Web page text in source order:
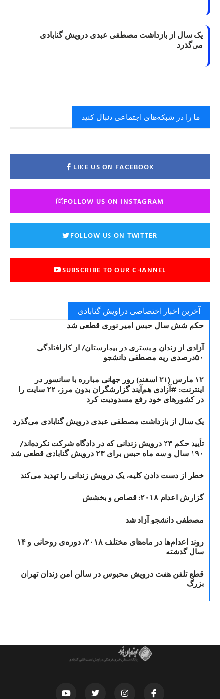
یک سال از بازداشت مصطفی عبدی درویش گنابادی
می‌گذرد
ما را در شبکه‌های اجتماعی دنبال کنید
LIKE US ON FACEBOOK
FOLLOW US ON INSTAGRAM
FOLLOW US ON TWITTER
SUBSCRIBE TO OUR CHANNEL
آخرین اخبار اختصاصی دراویش گنابادی
حکم شش سال حبس امیر نوری قطعی شد
آزادی از زندان و بستری در بیمارستان/ از کارافتادگی
۵۰درصدی ریه مصطفی دانشجو
۱۲ مارس (۲۱ اسفند) روز جهانی مبارزه با سانسور در
اینترنت: #آزادی هم‌آیند گزارشگران‌ بدون مرز، ۲۲ سایت را
در کشورهای خود رفع مسدودیت کرد
یک سال از بازداشت مصطفی عبدی درویش گنابادی می‌گذرد
تأیید حکم ۲۳ درویش زندانی که در دادگاه شرکت نکرده‌اند/
۱۹۰ سال و سه ماه حبس برای ۲۳ درویش گنابادی قطعی شد
خطر از دست دادن کلیه، یک درویش زندانی را تهدید می‌کند
گزارش اعدام ۲۰۱۸: قصاص و بخشش
مصطفی دانشجو آزاد شد
روند اعدام‌ها در ماه‌های مختلف ۲۰۱۸، دوره‌ی روحانی و ۱۴
سال گذشته
قطع تلفن هفت درویش محبوس در سالن امن زندان تهران
بزرگ